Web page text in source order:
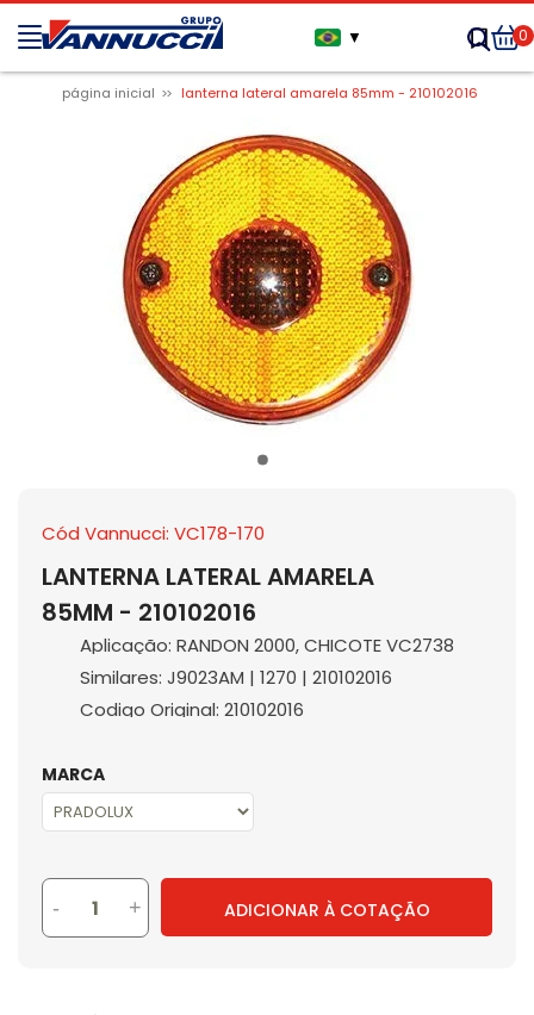
▼ 0
página inicial lanterna lateral amarela 85mm - 210102016
Cód Vannucci: VC178-170
LANTERNA LATERAL AMARELA
85MM - 210102016
Aplicação: RANDON 2000, CHICOTE VC2738
Similares: J9023AM | 1270 | 210102016
Codigo Original: 210102016
MARCA
- + ADICIONAR À COTAÇÃO